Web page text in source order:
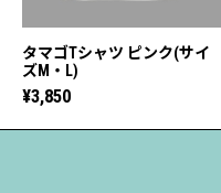
タマゴTシャツ ピンク(サイ
ズM・L)
¥3,850